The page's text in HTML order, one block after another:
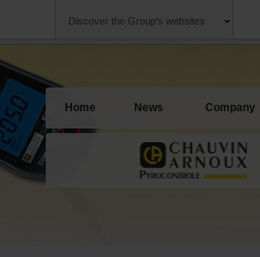
Discover the Group's websites
Home News Company